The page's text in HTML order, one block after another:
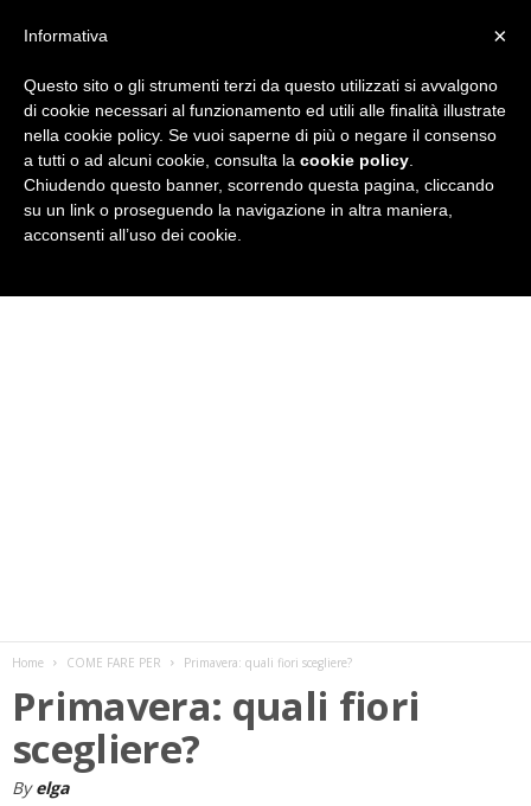
i
Home COME FARE PER Primavera: quali fiori scegliere?
Primavera: quali fiori
scegliere?
By elga
×
Informativa
Questo sito o gli strumenti terzi da questo utilizzati si avvalgono
di cookie necessari al funzionamento ed utili alle finalità illustrate
nella cookie policy. Se vuoi saperne di più o negare il consenso
a tutti o ad alcuni cookie, consulta la cookie policy
Chiudendo questo banner, scorrendo questa pagina, cliccando
su un link o proseguendo la navigazione in altra maniera,
acconsenti all’uso dei cookie.